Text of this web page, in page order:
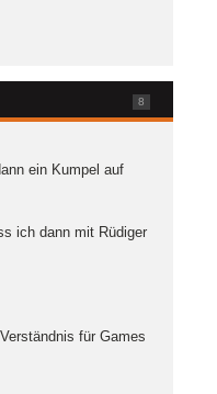
8
ein Kumpel auf
ich dann mit Rüdiger
für Games